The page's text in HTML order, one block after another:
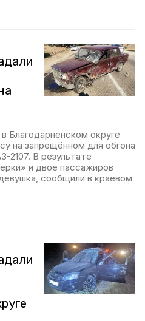
Благодарненском округе
на запрещённом для обгона
2107. В результате
и двое пассажиров
сообщили в краевом